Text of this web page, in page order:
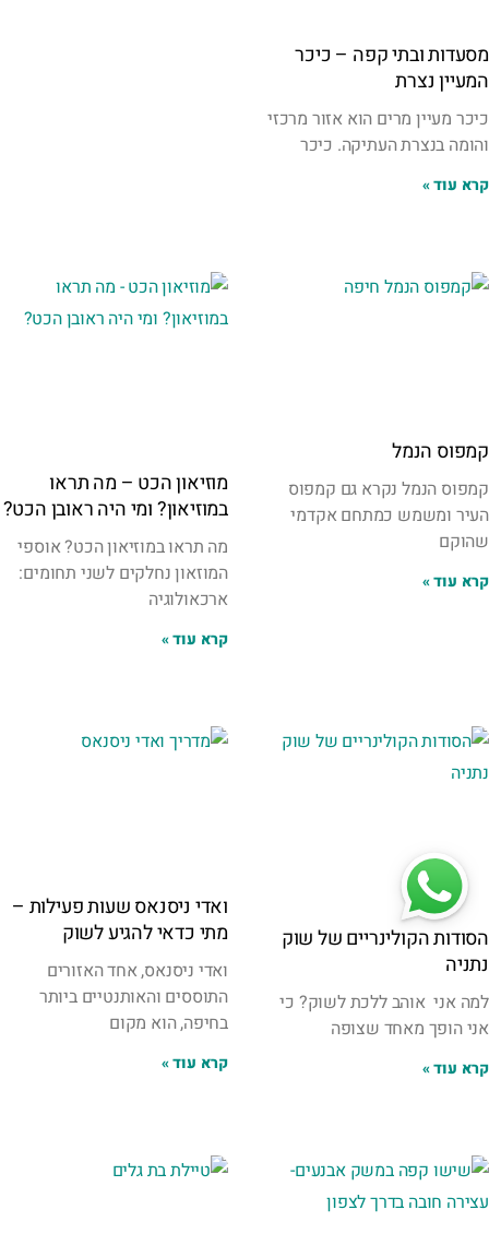
מסעדות ובתי קפה – כיכר
המעיין נצרת
כיכר מעיין מרים הוא אזור מרכזי
והומה בנצרת העתיקה. כיכר
קרא עוד »
קמפוס הנמל
קמפוס הנמל נקרא גם קמפוס
העיר ומשמש כמתחם אקדמי
שהוקם
קרא עוד »
מוזיאון הכט – מה תראו
במוזיאון? ומי היה ראובן הכט?
מה תראו במוזיאון הכט? אוספי
המוזאון נחלקים לשני תחומים:
ארכאולוגיה
קרא עוד »
הסודות הקולינריים של שוק
נתניה
למה אני אוהב ללכת לשוק? כי
אני הופך מאחד שצופה
קרא עוד »
ואדי ניסנאס שעות פעילות –
מתי כדאי להגיע לשוק
ואדי ניסנאס, אחד האזורים
התוססים והאותנטיים ביותר
בחיפה, הוא מקום
קרא עוד »